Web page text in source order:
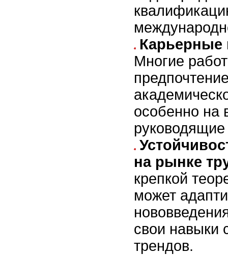
Карьерные
Многие
особенно на
на рынке
крепкой
может
свои навыки
трендов.